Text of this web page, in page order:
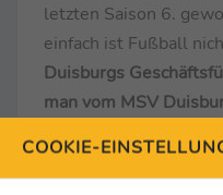
letzten Saison 6.
einfach ist Fußball
Duisburgs
man vom MSV
Hauptgrund im letzten
COOKIE-